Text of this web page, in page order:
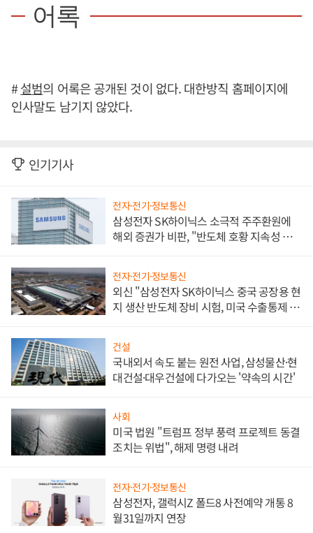
어록
#설범의 어록은 공개된 것이 없다. 대한방직 홈페이지에
인사말도 남기지 않았다.
인기기사
전자·전기·정보통신
삼성전자 SK하이닉스 소극적 주주환원에
해외 증권가 비판, "반도체 호황 지속성 의
전자·전기·정보통신
외신 "삼성전자 SK하이닉스 중국 공장용 현
지 생산 반도체 장비 시험, 미국 수출통제 대
건설
국내외서 속도 붙는 원전 사업, 삼성물산·현
대건설·대우건설에 다가오는 '약속의 시간'
사회
미국 법원 "트럼프 정부 풍력 프로젝트 동결
조치는 위법", 해제 명령 내려
전자·전기·정보통신
삼성전자, 갤럭시Z 폴드8 사전예약 개통 8
월31일까지 연장